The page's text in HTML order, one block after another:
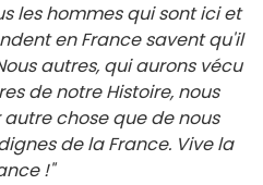
les hommes qui sont ici et
en France savent qu'il
autres, qui aurons vécu
de notre Histoire, nous
chose que de nous
de la France. Vive la
!"